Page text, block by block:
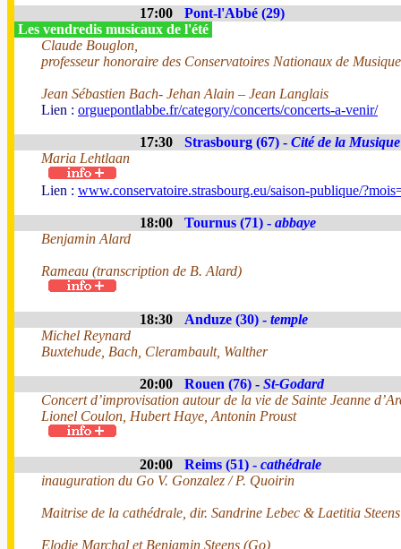
17:00
Pont-l'Abbé (29)
Les vendredis musicaux de l'été
Claude Bouglon,
professeur honoraire des Conservatoires Nationaux de Musique
Jean Sébastien Bach- Jehan Alain – Jean Langlais
Lien : orguepontlabbe.fr/category/concerts/concerts-a-venir/
17:30 Strasbourg (67) - Cité de la
Maria Lehtlaan
Lien : www.conservatoire.strasbourg.eu/saison-publique/
18:00 Tournus (71) - abbaye
Benjamin Alard
Rameau (transcription de B. Alard)
18:30 Anduze (30) - temple
Michel Reynard
Buxtehude, Bach, Clerambault, Walther
20:00 Rouen (76) - St-Godard
Concert d’improvisation autour de la vie de Sainte Jeanne
Lionel Coulon, Hubert Haye, Antonin Proust
20:00 Reims (51) - cathédrale
inauguration du Go V. Gonzalez / P. Quoirin
Maitrise de la cathédrale, dir. Sandrine Lebec & Laetitia Steens
Elodie Marchal et Benjamin Steens (Go)